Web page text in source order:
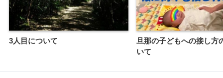
3人目について
旦那の子どもへの接し方
いて